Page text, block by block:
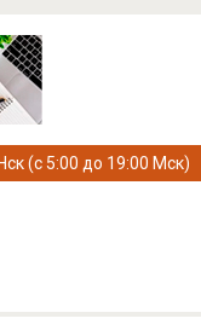
(с 5:00 до 19:00 Мск)